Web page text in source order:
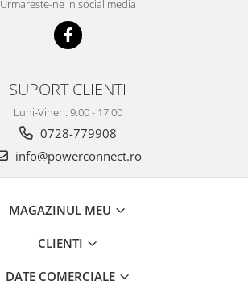
Urmareste-ne in social media
SUPORT CLIENTI
Luni-Vineri: 9.00 - 17.00
0728-779908
info@powerconnect.ro
MAGAZINUL MEU
CLIENTI
DATE COMERCIALE